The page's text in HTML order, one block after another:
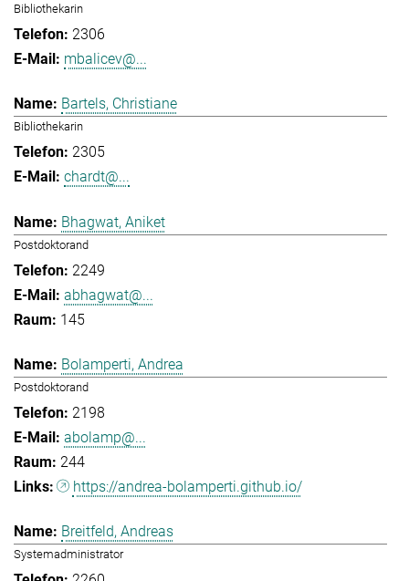
Bibliothekarin
2306
mbalicev@...
Bartels, Christiane
Bibliothekarin
2305
chardt@...
Bhagwat, Aniket
Postdoktorand
2249
abhagwat@...
145
Bolamperti, Andrea
Postdoktorand
2198
abolamp@...
244
https://andrea-bolamperti.github.io/
Breitfeld, Andreas
Systemadministrator